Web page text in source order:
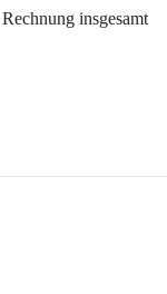
insgesamt